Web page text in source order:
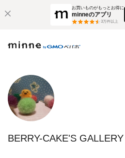
お買いものがもっとお得に
minneのアプリ
3万件以上
BERRY-CAKE'S GALLERY